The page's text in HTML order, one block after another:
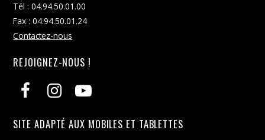
Tél : 04.94.50.01.00
Fax : 04.94.50.01.24
Contactez-nous
REJOIGNEZ-NOUS !
SITE ADAPTÉ AUX MOBILES ET TABLETTES